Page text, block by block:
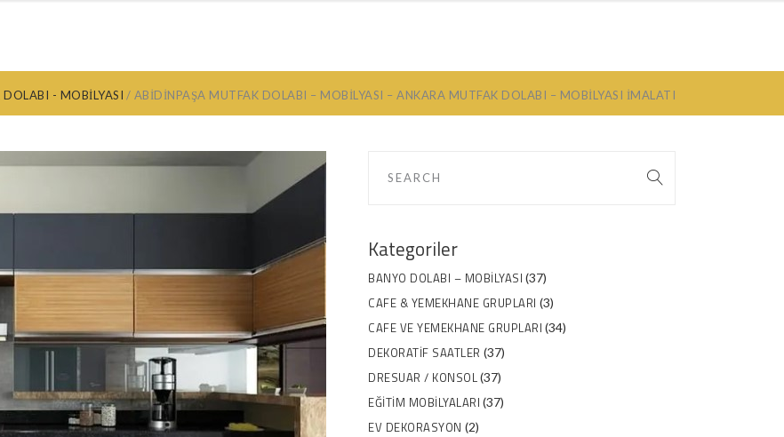
DOLABI - MOBILYASI ABIDINPAŞA MUTFAK DOLABI – MOBILYASI – ANKARA MUTFAK DOLABI – MOBILYASI İMALATI
Kategoriler
BANYO DOLABI – MOBILYASI (37)
CAFE & YEMEKHANE GRUPLARI (3)
CAFE VE YEMEKHANE GRUPLARI (34)
DEKORATIF SAATLER (37)
DRESUAR / KONSOL(37)
EĞITIM MOBILYALARI (37)
EV DEKORASYON (2)